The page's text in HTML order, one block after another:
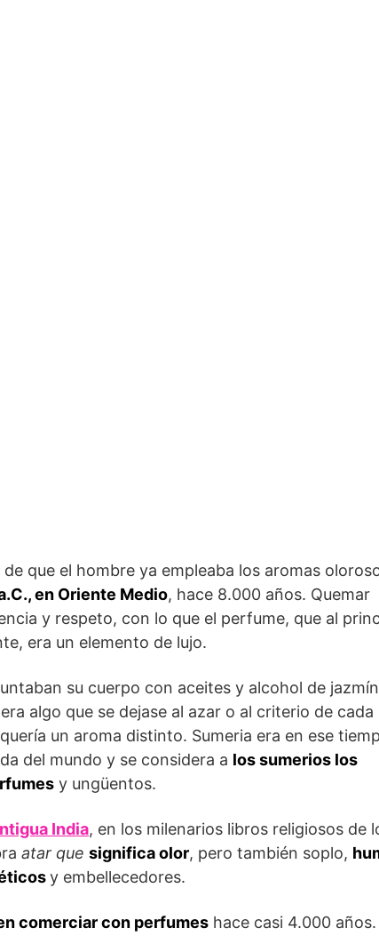
que el hombre ya empleaba los aromas
en Oriente Medio, hace 8.000 años. Quemar
y respeto, con lo que el perfume, que al
era un elemento de lujo.
untaban su cuerpo con aceites y alcohol de
algo que se dejase al azar o al criterio de cada
un aroma distinto. Sumeria era en ese
del mundo y se considera a los sumerios los
y ungüentos.
India, en los milenarios libros religiosos de
atar que significa olor, pero también soplo,
y embellecedores.
comerciar con perfumes hace casi 4.000 años.